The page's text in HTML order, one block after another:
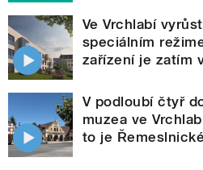
Ve Vrchlabí
speciálním
zařízení je zatím
V podloubí čtyř
muzea ve
to je